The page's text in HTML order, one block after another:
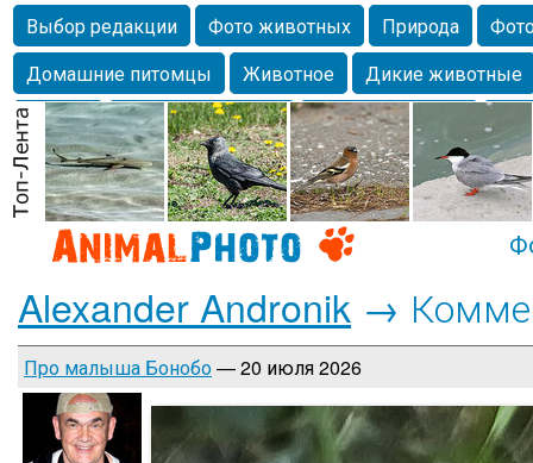
Выбор редакции Фото животных Природа
Домашние питомцы
Животное
Дикие животные
Собаки
Alexanderandronik Млекопитающие
Морда
Собачка Осень Портрет
Домашние
Насекомое
Коты Lebert Дикие птицы Утка
Alexander Andronik →
Про малыша Бонобо— 20 июля 2026